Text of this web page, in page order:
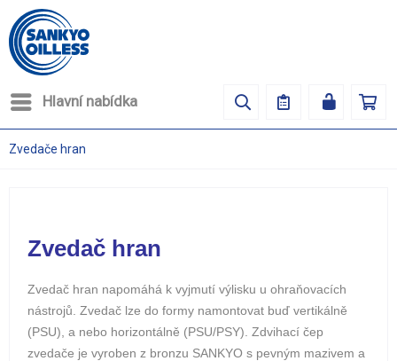
Hlavní nabídka
Zvedače hran
Zvedač hran
Zvedač hran napomáhá k vyjmutí výlisku u ohraňovacích
nástrojů. Zvedač lze do formy namontovat buď vertikálně
(PSU), a nebo horizontálně (PSU/PSY). Zdvihací čep
zvedače je vyroben z bronzu SANKYO s pevným mazivem a